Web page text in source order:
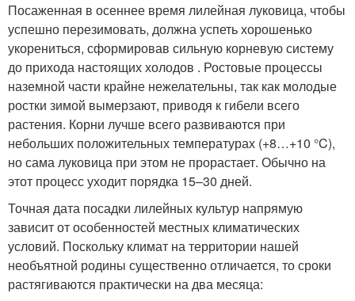
Посаженная в осеннее время лилейная луковица, чтобы
успешно перезимовать, должна успеть хорошенько
укорениться, сформировав сильную корневую систему
до прихода настоящих холодов . Ростовые процессы
наземной части крайне нежелательны, так как молодые
ростки зимой вымерзают, приводя к гибели всего
растения. Корни лучше всего развиваются при
небольших положительных температурах (+8…+10 °C),
но сама луковица при этом не прорастает. Обычно на
этот процесс уходит порядка 15–30 дней.
Точная дата посадки лилейных культур напрямую
зависит от особенностей местных климатических
условий. Поскольку климат на территории нашей
необъятной родины существенно отличается, то сроки
растягиваются практически на два месяца: